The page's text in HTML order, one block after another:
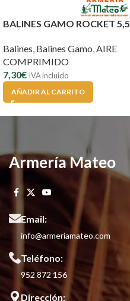
BALINES GAMO ROCKET 5,5
Balines, Balines Gamo,AIRE
COMPRIMIDO
7,30€ IVA incluido
AÑADIR AL CARRITO
Armería Mateo
Email:
info@armeriamateo.com
Teléfono:
952 872 156
Dirección: